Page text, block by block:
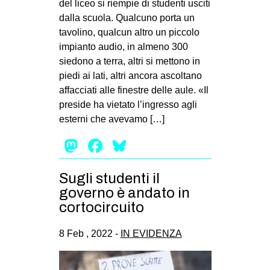
EVENTI
in
bsky
SEARCH
del liceo si riempie di studenti usciti
dalla scuola. Qualcuno porta un
tavolino, qualcun altro un piccolo
impianto audio, in almeno 300
siedono a terra, altri si mettono in
piedi ai lati, altri ancora ascoltano
affacciati alle finestre delle aule. «Il
preside ha vietato l’ingresso agli
esterni che avevamo […]
Mastodon
Facebook
Sugli studenti il
governo è andato in
cortocircuito
8 Feb , 2022 - IN EVIDENZA